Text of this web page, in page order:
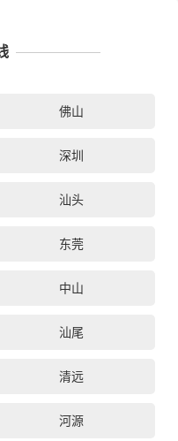
佛山
深圳
汕头
东莞
中山
汕尾
清远
河源